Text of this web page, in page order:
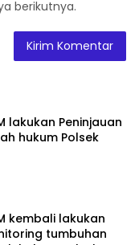
berikutnya.
lakukan Peninjauan
hukum Polsek
kembali lakukan
tumbuhan